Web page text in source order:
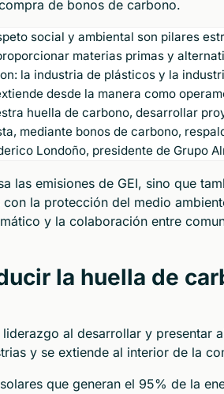
de bonos de carbono.
social y ambiental son pilares
materias primas y
la industria de plásticos y la
desde la manera como
huella de carbono, desarrollar
mediante bonos de carbono,
Londoño, presidente de Grupo
las emisiones de GEI, sino que
la protección del medio
y la colaboración entre
la huella de
al desarrollar y presentar
y se extiende al interior de la
que generan el 95% de la